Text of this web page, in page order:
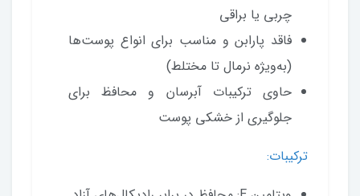
چربی یا براقی
فاقد پارابن و مناسب برای انواع پوست‌ها
(به‌ویژه نرمال تا مختلط)
حاوی ترکیبات آبرسان و محافظ برای
جلوگیری از خشکی پوست
ترکیبات: